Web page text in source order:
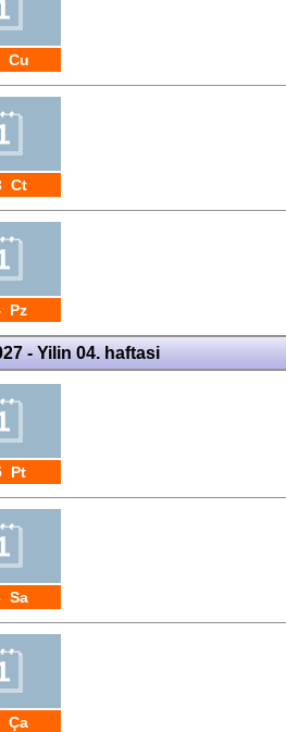
Cu
Ct
Pz
- Yilin 04. haftasi
Pt
Sa
Ça